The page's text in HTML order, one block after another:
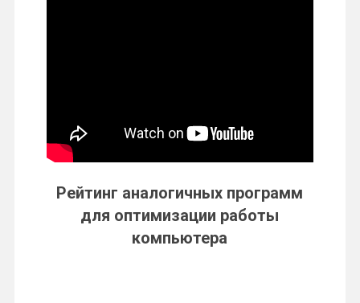
Рейтинг аналогичных программ
для оптимизации работы
компьютера